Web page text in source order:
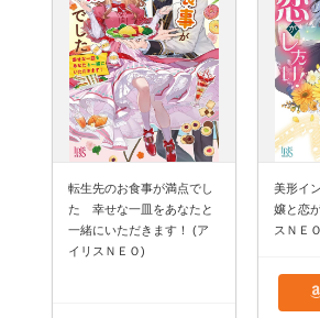
転生先のお食事が満点でし
た 幸せな一皿をあなたと
一緒にいただきます！ (ア
イリスＮＥＯ)
美形イ
嬢と恋
スＮＥ